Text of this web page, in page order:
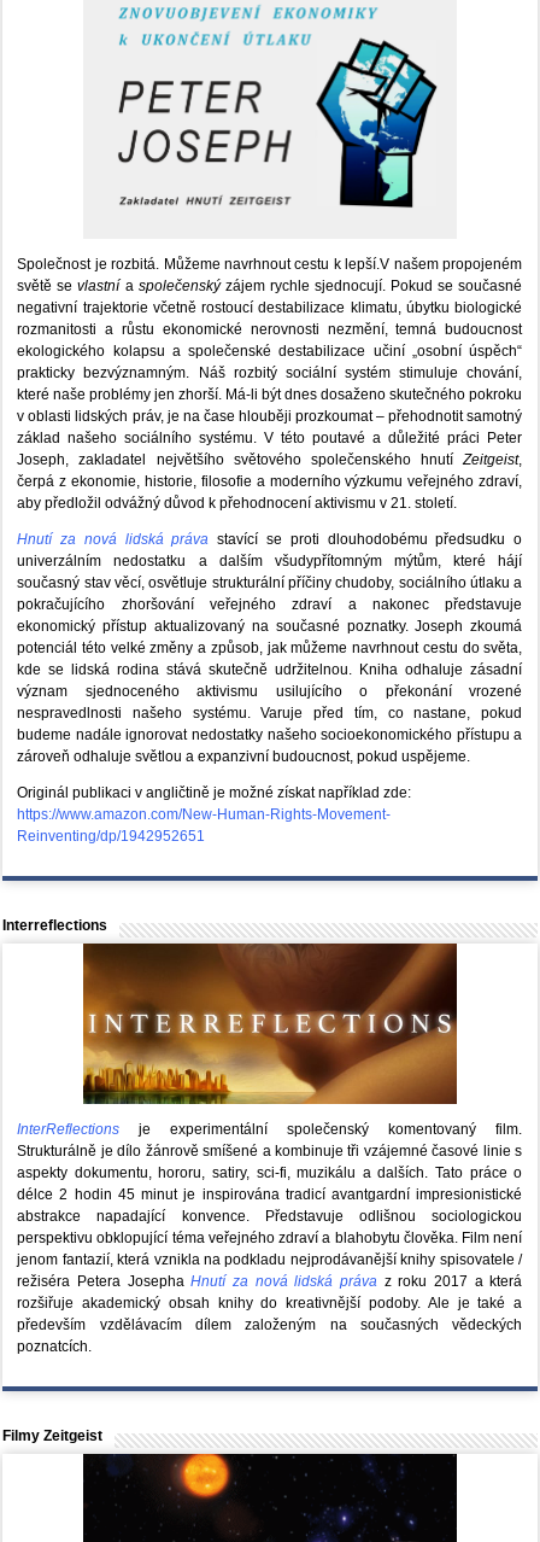
Společnost je rozbitá. Můžeme navrhnout cestu k lepší.V našem propojeném
světě sevlastní a společenskýzájem rychle sjednocují. Pokud se současné
negativní trajektorie včetně rostoucí destabilizace klimatu, úbytku biologické
rozmanitosti a růstu ekonomické nerovnosti nezmění, temná budoucnost
ekologického kolapsu a společenské destabilizace učiní „osobní úspěch“
prakticky bezvýznamným. Náš rozbitý sociální systém stimuluje chování,
které naše problémy jen zhorší. Má-li být dnes dosaženo skutečného pokroku
v oblasti lidských práv, je na čase hlouběji prozkoumat – přehodnotit samotný
základ našeho sociálního systému. V této poutavé a důležité práci Peter
Joseph, zakladatel největšího světového společenského hnutíZeitgeist,
čerpá z ekonomie, historie, filosofie a moderního výzkumu veřejného zdraví,
aby předložil odvážný důvod k přehodnocení aktivismu v 21. století.
Hnutí za nová lidská práva stavící se proti dlouhodobému předsudku o
univerzálním nedostatku a dalším všudypřítomným mýtům, které hájí
současný stav věcí, osvětluje strukturální příčiny chudoby, sociálního útlaku a
pokračujícího zhoršování veřejného zdraví a nakonec představuje
ekonomický přístup aktualizovaný na současné poznatky. Joseph zkoumá
potenciál této velké změny a způsob, jak můžeme navrhnout cestu do světa,
kde se lidská rodina stává skutečně udržitelnou. Kniha odhaluje zásadní
význam sjednoceného aktivismu usilujícího o překonání vrozené
nespravedlnosti našeho systému. Varuje před tím, co nastane, pokud
budeme nadále ignorovat nedostatky našeho socioekonomického přístupu a
zároveň odhaluje světlou a expanzivní budoucnost, pokud uspějeme.
Originál publikaci v angličtině je možné získat například zde:
https://www.amazon.com/New-Human-Rights-Movement-
Reinventing/dp/1942952651
Interreflections
InterReflections je experimentální společenský komentovaný film.
Strukturálně je dílo žánrově smíšené a kombinuje tři vzájemné časové linie s
aspekty dokumentu, hororu, satiry, sci-fi, muzikálu a dalších. Tato práce o
délce 2 hodin 45 minut je inspirována tradicí avantgardní impresionistické
abstrakce napadající konvence. Představuje odlišnou sociologickou
perspektivu obklopující téma veřejného zdraví a blahobytu člověka. Film není
jenom fantazií, která vznikla na podkladu nejprodávanější knihy spisovatele /
režiséra Petera JosephaHnutí za nová lidská právaz roku 2017 a která
rozšiřuje akademický obsah knihy do kreativnější podoby. Ale je také a
především vzdělávacím dílem založeným na současných vědeckých
poznatcích.
Filmy Zeitgeist